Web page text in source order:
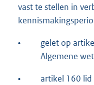
vast te stellen in
•
gelet op
Algemene
• artikel 160 lid